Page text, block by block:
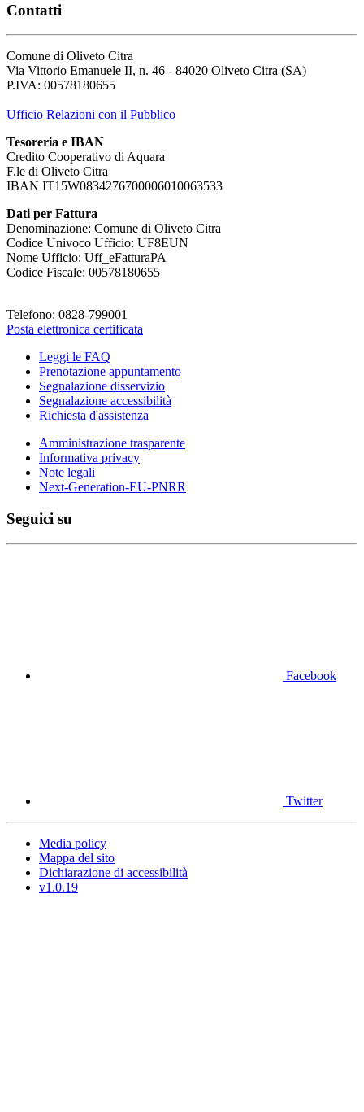
Contatti
Comune di Oliveto Citra
Via Vittorio Emanuele II, n. 46 - 84020 Oliveto Citra (SA)
P.IVA: 00578180655
Ufficio Relazioni con il Pubblico
Tesoreria e IBAN
Credito Cooperativo di Aquara
F.le di Oliveto Citra
IBAN IT15W0834276700006010063533
Dati per Fattura
Denominazione: Comune di Oliveto Citra
Codice Univoco Ufficio: UF8EUN
Nome Ufficio: Uff_eFatturaPA
Codice Fiscale: 00578180655
Telefono: 0828-799001
Posta elettronica certificata
Leggi le FAQ
Prenotazione appuntamento
Segnalazione disservizio
Segnalazione accessibilità
Richiesta d'assistenza
Amministrazione trasparente
Informativa privacy
Note legali
Next-Generation-EU-PNRR
Seguici su
Facebook
Twitter
Media policy
Mappa del sito
Dichiarazione di accessibilità
v1.0.19